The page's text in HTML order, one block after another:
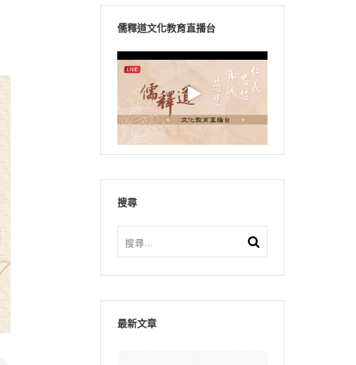
儒釋道文化教育直播台
搜尋
最新文章